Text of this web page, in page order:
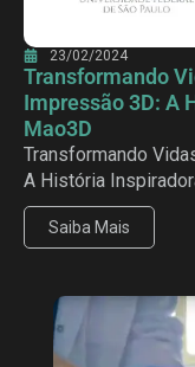
23/02/2024
Transformando
Impressão 3D: A
Mao3D
Transformando
A História
Saiba Mais